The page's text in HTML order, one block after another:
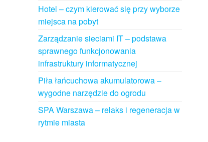
Hotel – czym kierować się przy wyborze
miejsca na pobyt
Zarządzanie sieciami IT – podstawa
sprawnego funkcjonowania
infrastruktury informatycznej
Piła łańcuchowa akumulatorowa –
wygodne narzędzie do ogrodu
SPA Warszawa – relaks i regeneracja w
rytmie miasta